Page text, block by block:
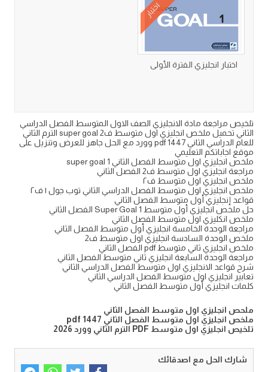
اختبار
اختبار انجليزي الفترة الأولى
تلخيص مراجعة مادة الانجليزي الصف الاول المتوسط الفصل الدراسي
الثاني تحميل ملخص انجليزي اول متوسط ف2 super goal الترم الثاني
للعام الدراسي الثاني 1447 pdf وورد مع الحل جاهز للعرض وتنزيل على
موقع اجاباتكم التعليمي
ملخص انجليزي اول متوسط الفصل الثاني super goal 1
مراجعة انجليزي اول متوسط ف2 الفصل الثاني
ملخص انجليزي اول متوسط ف٢
ملخص انجليزي اول متوسط الفصل الدراسي الثاني توب جول ١ ف٢
قواعد إنجليزي أول متوسط الفصل الثاني
حل ملخص انجليزي أول متوسط Super Goal 1 الفصل الثاني
ملخص انكليزي اول متوسط الفصل الثاني
مراجعة الوحدة الخامسة انجليزي أول متوسط الفصل الثاني
ملخص الوحدة السادسة انجليزي اول متوسط ف2
ملخص انجليزي ثاني متوسط pdf الفصل الثاني
مراجعة الوحدة السابعة انجليزي ثاني متوسط الفصل الثاني
شرح قواعد الانجليزي اول متوسط الفصل الدراسي الثاني
تعابير انجليزي اول متوسط الفصل الدراسي الثاني
كلمات انجليزي أول متوسط الفصل الثاني
ملحص انجليزي اول متوسط الفصل الثاني
ملخص انجليزي اول متوسط الفصل الثاني 1447 pdf
تلخيص انجليزي اول متوسط PDF الترم الثاني وورد 2026
شارك الحل مع اصدقائك